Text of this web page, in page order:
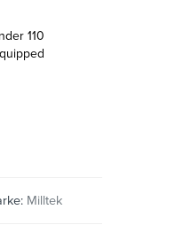
110
Milltek